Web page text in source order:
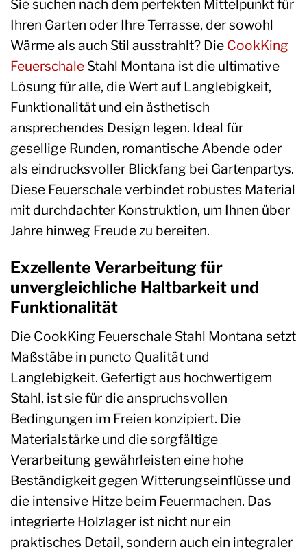
Sie suchen nach dem perfekten Mittelpunkt für
Ihren Garten oder Ihre Terrasse, der sowohl
Wärme als auch Stil ausstrahlt? Die CookKing
Feuerschale Stahl Montana ist die ultimative
Lösung für alle, die Wert auf Langlebigkeit,
Funktionalität und ein ästhetisch
ansprechendes Design legen. Ideal für
gesellige Runden, romantische Abende oder
als eindrucksvoller Blickfang bei Gartenpartys.
Diese Feuerschale verbindet robustes Material
mit durchdachter Konstruktion, um Ihnen über
Jahre hinweg Freude zu bereiten.
Exzellente Verarbeitung für
unvergleichliche Haltbarkeit und
Funktionalität
Die CookKing Feuerschale Stahl Montana setzt
Maßstäbe in puncto Qualität und
Langlebigkeit. Gefertigt aus hochwertigem
Stahl, ist sie für die anspruchsvollen
Bedingungen im Freien konzipiert. Die
Materialstärke und die sorgfältige
Verarbeitung gewährleisten eine hohe
Beständigkeit gegen Witterungseinflüsse und
die intensive Hitze beim Feuermachen. Das
integrierte Holzlager ist nicht nur ein
praktisches Detail, sondern auch ein integraler